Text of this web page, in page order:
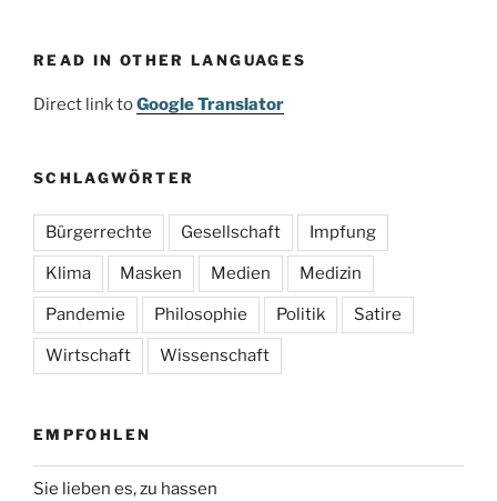
READ IN OTHER LANGUAGES
Direct link toGoogle Translator
SCHLAGWÖRTER
Bürgerrechte Gesellschaft Impfung
Klima Masken Medien Medizin
Pandemie Philosophie Politik Satire
Wirtschaft Wissenschaft
EMPFOHLEN
Sie lieben es, zu hassen